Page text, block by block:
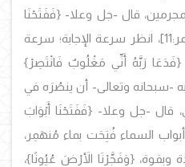
قال -جل وعلا- {فَفَتَحْنَا
[القمر:11]، انظر سرعة الإجابة؛ سرعة
{فَدَعَا رَبَّهُ أَنِّي مَغْلُوبٌ فَانْتَصِرْ}
-سبحانه وتعالى- أن ينصُرَه في
قال -جل وعلا- {فَفَتَحْنَا أَبْوَابَ
أبواب السماء فُتِحَت بماء مُنهَمِر،
وبقوة،{وَفَجَّرْنَا الأَرْضَ عُيُونًا}،